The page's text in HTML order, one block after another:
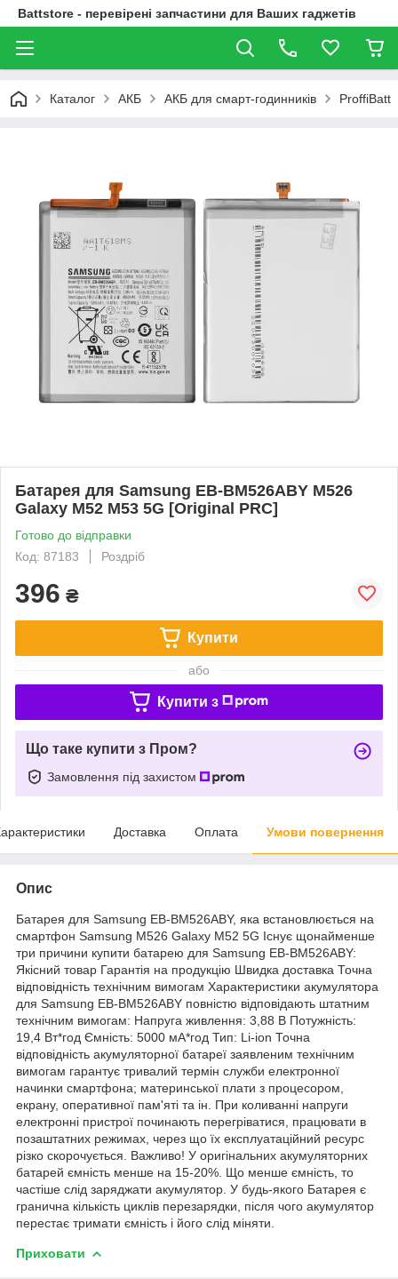
Battstore - перевірені запчастини для Ваших гаджетів
Каталог АКБ АКБ для смарт-годинників ProffiBatt
Батарея для Samsung EB-BM526ABY M526
Galaxy M52 M53 5G [Original PRC]
Готово до відправки
Код: 87183
Роздріб
396 ₴
Купити
або
Купити з
Що таке купити з Пром?
Замовлення під захистом
Доставка Оплата Умови повернення
Опис
Батарея для Samsung EB-BM526ABY, яка встановлюється на
смартфон Samsung M526 Galaxy M52 5G Існує щонайменше
три причини купити батарею для Samsung EB-BM526ABY:
Якісний товар Гарантія на продукцію Швидка доставка Точна
відповідність технічним вимогам Характеристики акумулятора
для Samsung EB-BM526ABY повністю відповідають штатним
технічним вимогам: Напруга живлення: 3,88 В Потужність:
19,4 Вт*год Ємність: 5000 мА*год Тип: Li-ion Точна
відповідність акумуляторної батареї заявленим технічним
вимогам гарантує тривалий термін служби електронної
начинки смартфона; материнської плати з процесором,
екрану, оперативної пам'яті та ін. При коливанні напруги
електронні пристрої починають перегріватися, працювати в
позаштатних режимах, через що їх експлуатаційний ресурс
різко скорочується. Важливо! У оригінальних акумуляторних
батарей ємність менше на 15-20%. Що менше ємність, то
частіше слід заряджати акумулятор. У будь-якого Батарея є
гранична кількість циклів перезарядки, після чого акумулятор
перестає тримати ємність і його слід міняти.
Приховати